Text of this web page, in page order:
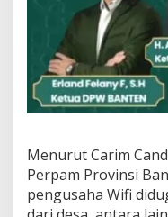
Menurut Carim
Perpam Provinsi
pengusaha Wifi